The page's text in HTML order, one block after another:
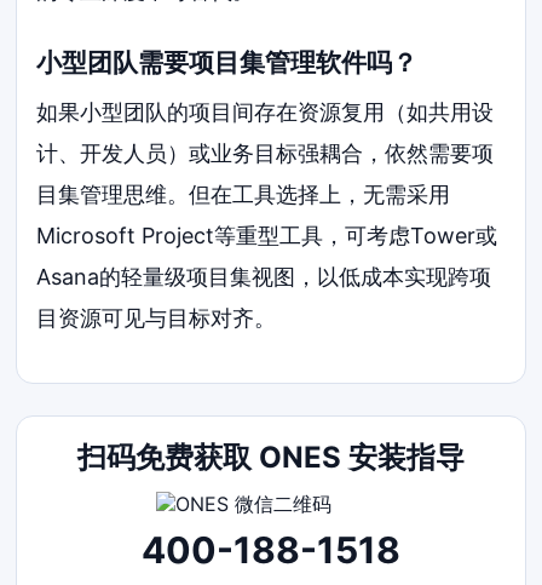
小型团队需要项目集管理软件吗？
如果小型团队的项目间存在资源复用（如共用设
计、开发人员）或业务目标强耦合，依然需要项
目集管理思维。但在工具选择上，无需采用
Microsoft Project等重型工具，可考虑Tower或
Asana的轻量级项目集视图，以低成本实现跨项
目资源可见与目标对齐。
扫码免费获取 ONES 安装指导
400-188-1518